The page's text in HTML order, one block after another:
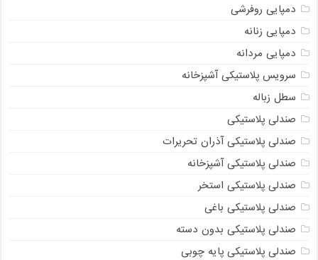
دمپایی روفرشی
دمپایی زنانه
دمپایی مردانه
سرویس پلاستیکی آشپزخانه
سطل زباله
صندلی پلاستیکی
صندلی پلاستیکی آذران تحریرات
صندلی پلاستیکی آشپزخانه
صندلی پلاستیکی استخر
صندلی پلاستیکی باغی
صندلی پلاستیکی بدون دسته
صندلی پلاستیکی پایه چوبی